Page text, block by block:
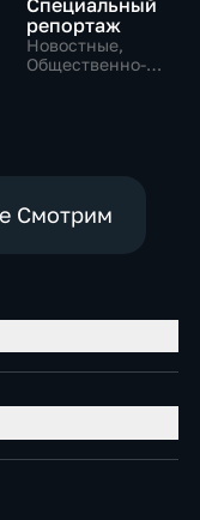
Специальный
репортаж
Новостные,
Общественно-
Смотрим